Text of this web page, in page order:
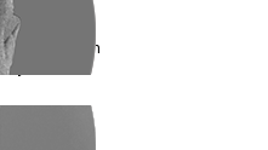
el Şeyh’den
mu?